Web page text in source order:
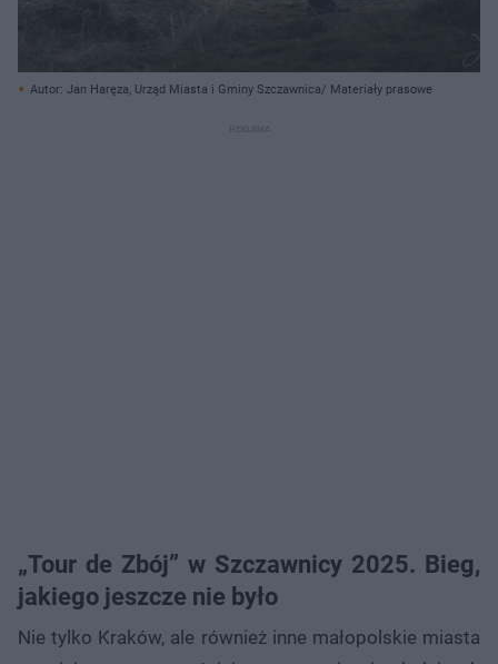
Autor: Jan Haręza, Urząd Miasta i Gminy Szczawnica/ Materiały prasowe
„Tour de Zbój” w Szczawnicy 2025. Bieg,
jakiego jeszcze nie było
Nie tylko Kraków, ale również inne małopolskie miasta